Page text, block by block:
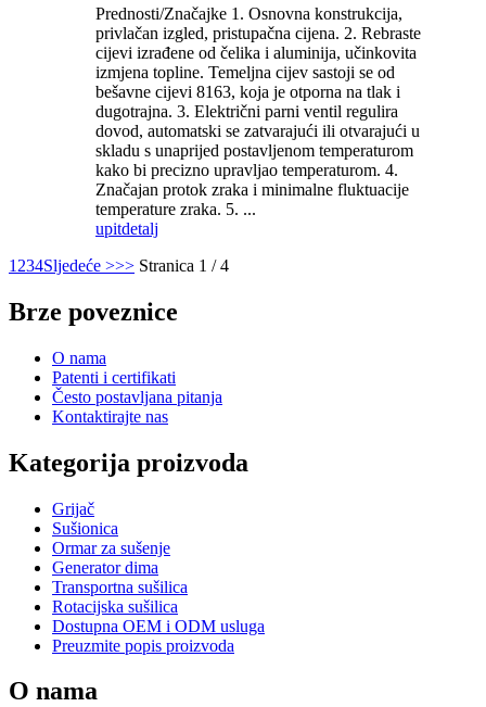
Prednosti/Značajke 1. Osnovna konstrukcija,
privlačan izgled, pristupačna cijena. 2. Rebraste
cijevi izrađene od čelika i aluminija, učinkovita
izmjena topline. Temeljna cijev sastoji se od
bešavne cijevi 8163, koja je otporna na tlak i
dugotrajna. 3. Električni parni ventil regulira
dovod, automatski se zatvarajući ili otvarajući u
skladu s unaprijed postavljenom temperaturom
kako bi precizno upravljao temperaturom. 4.
Značajan protok zraka i minimalne fluktuacije
temperature zraka. 5. ...
upitdetalj
1 234Sljedeće >>> Stranica 1 / 4
Brze poveznice
O nama
Patenti i certifikati
Često postavljana pitanja
Kontaktirajte nas
Kategorija proizvoda
Grijač
Sušionica
Ormar za sušenje
Generator dima
Transportna sušilica
Rotacijska sušilica
Dostupna OEM i ODM usluga
Preuzmite popis proizvoda
O nama